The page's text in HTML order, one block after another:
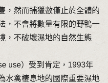
，然而捕獵數僅止於全體的
，不會將數量有限的野鴨一
，不破壞濕地的自然生態
use）受到肯定，1993年
水禽棲息地的國際重要濕地